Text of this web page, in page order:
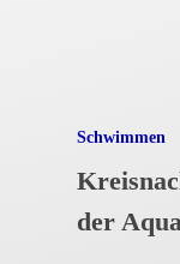
Schwimmen
der